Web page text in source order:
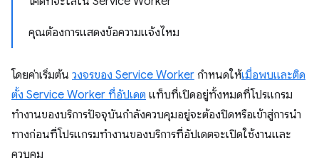
คุณต้องการแสดงข้อความแจ้งไหม
โดยค่าเริ่มต้น วงจรของ Service Worker กำหนดให้เมื่อพบและติด
ตั้ง Service Worker ที่อัปเดต แท็บที่เปิดอยู่ทั้งหมดที่โปรแกรม
ทำงานของบริการปัจจุบันกำลังควบคุมอยู่จะต้องปิดหรือเข้าสู่การนำ
ทางก่อนที่โปรแกรมทำงานของบริการที่อัปเดตจะเปิดใช้งานและ
ควบคุม